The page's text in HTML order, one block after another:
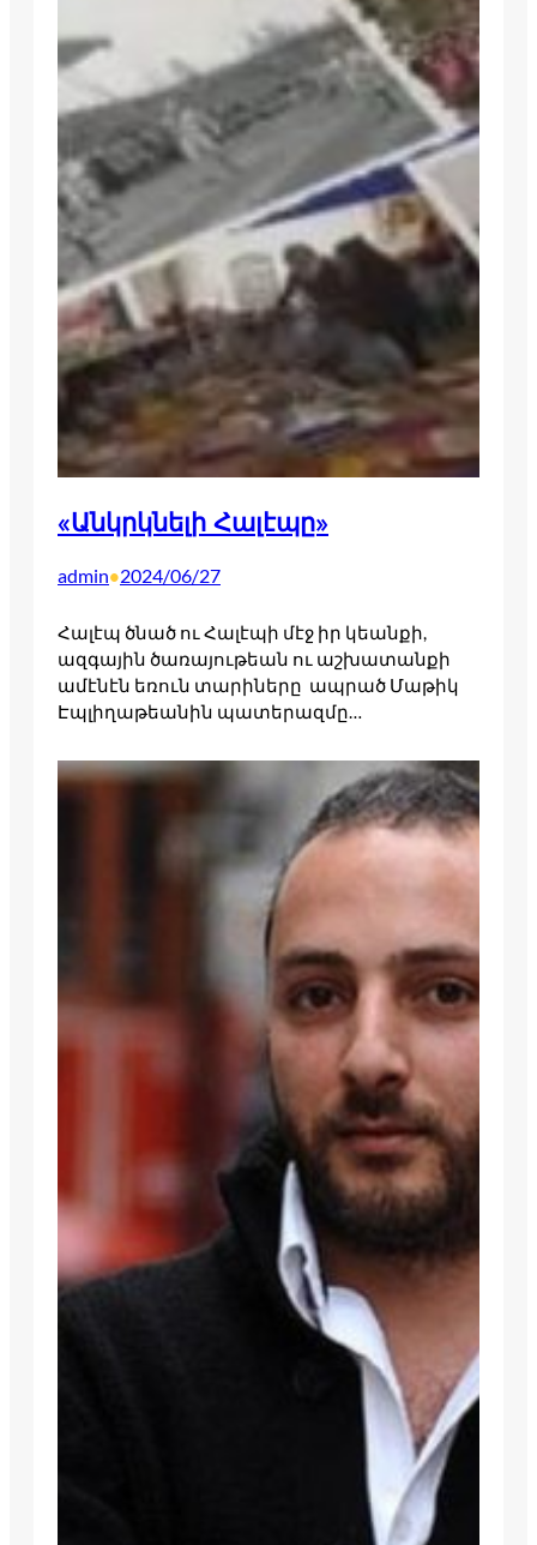
«Անկրկնելի Հալէպը»
admin•2024/06/27
Հալէպ ծնած ու Հալէպի մէջ իր կեանքի,
ազգային ծառայութեան ու աշխատանքի
ամէնէն եռուն տարիները ապրած Մաթիկ
Էպլիղաթեանին պատերազմը…